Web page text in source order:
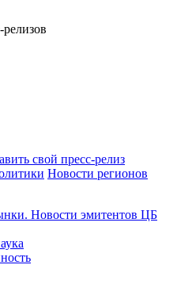
свой пресс-релиз
Новости регионов
Новости эмитентов ЦБ